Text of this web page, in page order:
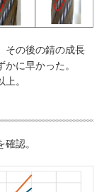
その後の錆の成長
に早かった。
。
認。